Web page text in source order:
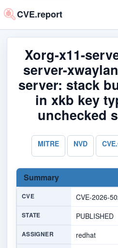
CVE.report
Xorg-x11-
server-
server: stack
in xkb key
unchecked
MITRE NVD
Summary
CVE CVE-2026-
STATE PUBLISHED
ASSIGNER redhat